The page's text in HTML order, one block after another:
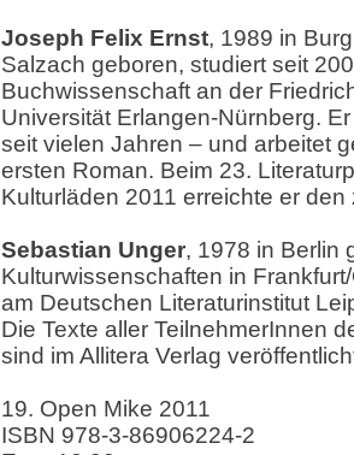
Joseph Felix Ernst, 1989 in
Salzach geboren, studiert seit
Buchwissenschaft an der
Universität Erlangen-Nürnberg.
seit vielen Jahren – und arbeitet
ersten Roman. Beim 23.
Kulturläden 2011 erreichte er den
Sebastian Unger, 1978 in Berlin
Kulturwissenschaften in
am Deutschen Literaturinstitut
Die Texte aller TeilnehmerInnen
sind im Allitera Verlag
19. Open Mike 2011
ISBN 978-3-86906224-2